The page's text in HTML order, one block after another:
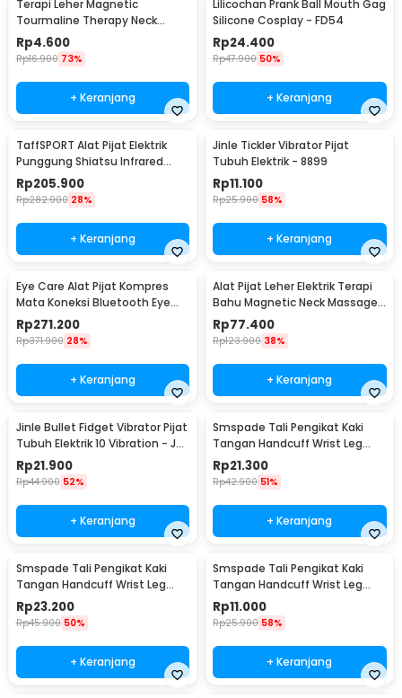
Terapi Leher Magnetic
Tourmaline Therapy Neck
Massager - DA-3484
Rp4.600
Rp16.900 73%
+ Keranjang
Lilicochan Prank Ball Mouth Gag
Silicone Cosplay - FD54
Rp24.400
Rp47.900 50%
+ Keranjang
TaffSPORT Alat Pijat Elektrik
Punggung Shiatsu Infrared
Massager - 608
Rp205.900
Rp282.900 28%
+ Keranjang
Jinle Tickler Vibrator Pijat
Tubuh Elektrik - 8899
Rp11.100
Rp25.900 58%
+ Keranjang
Eye Care Alat Pijat Kompres
Mata Koneksi Bluetooth Eye
Massager - H500
Rp271.200
Rp371.900 28%
+ Keranjang
Alat Pijat Leher Elektrik Terapi
Bahu Magnetic Neck Massager
- HX-5880
Rp77.400
Rp123.900 38%
+ Keranjang
Jinle Bullet Fidget Vibrator Pijat
Tubuh Elektrik 10 Vibration - J-
010
Rp21.900
Rp44.900 52%
+ Keranjang
Smspade Tali Pengikat Kaki
Tangan Handcuff Wrist Leg
BDSM - PCT4
Rp21.300
Rp42.900 51%
+ Keranjang
Smspade Tali Pengikat Kaki
Tangan Handcuff Wrist Leg
BDSM - 00632
Rp23.200
Rp45.900 50%
+ Keranjang
Smspade Tali Pengikat Kaki
Tangan Handcuff Wrist Leg
BDSM Bondage - PCT6
Rp11.000
Rp25.900 58%
+ Keranjang